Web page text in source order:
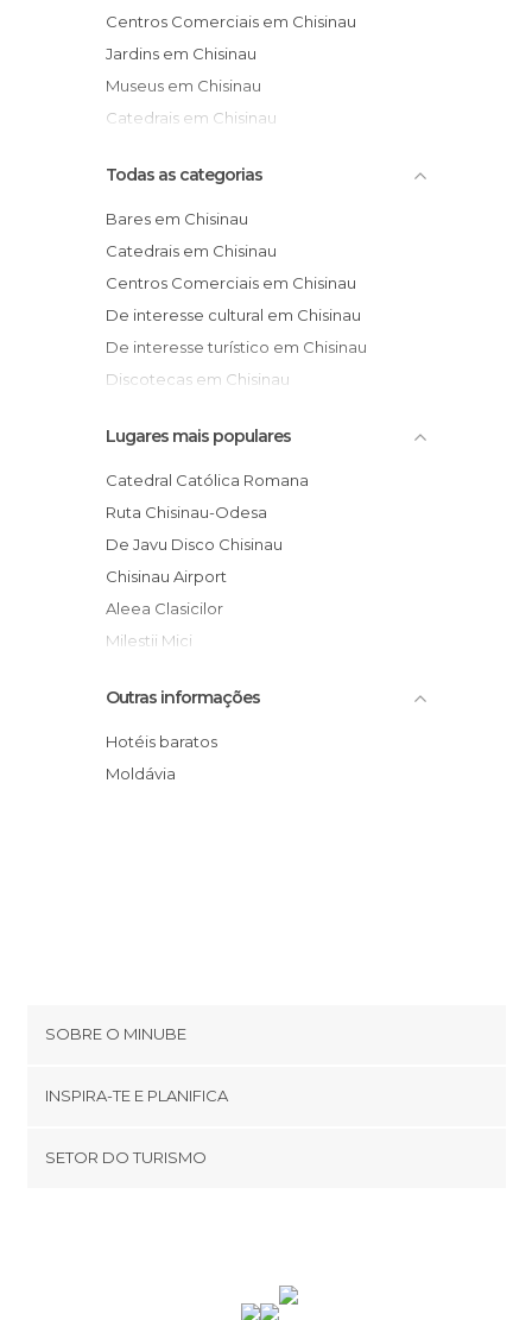
Centros Comerciais em Chisinau
Jardins em Chisinau
Museus em Chisinau
Catedrais em Chisinau
Todas as categorias
Bares em Chisinau
Catedrais em Chisinau
Centros Comerciais em Chisinau
De interesse cultural em Chisinau
De interesse turístico em Chisinau
Discotecas em Chisinau
Igrejas em Chisinau
Jardins em Chisinau
Lojas em Chisinau
Monumentos Históricos em Chisinau
Museus em Chisinau
Teatros em Chisinau
Lugares mais populares
Catedral Católica Romana
Ruta Chisinau-Odesa
De Javu Disco Chisinau
Chisinau Airport
Aleea Clasicilor
Milestii Mici
Malldova Shopping Mall
Sun City
St Cuvioasa Teodora de la Sihla Church
Outras informações
Hotéis baratos
Moldávia
SOBRE O MINUBE
Términos e Condições
INSPIRA-TE E PLANIFICA
SETOR DO TURISMO